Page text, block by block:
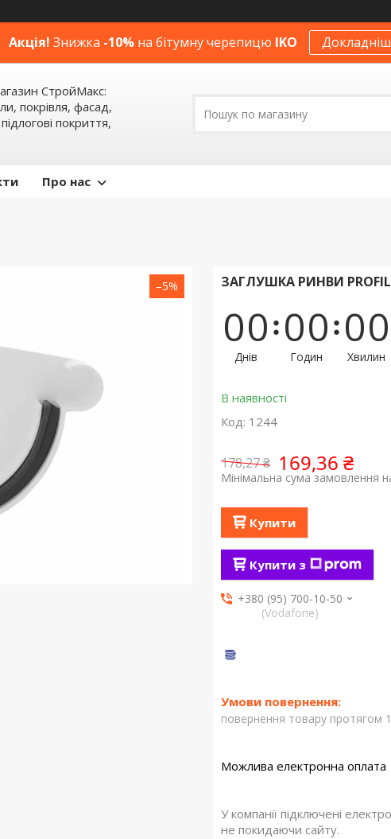
Акція! Знижка -10%на бітумну черепицю IKO
СтройМакс:
покрівля, фасад,
покриття,
Про нас
–5% ЗАГЛУШКА РИНВИ
00
Днів
00
Годин
00
Хвилин
В наявності
Код: 1244
178,27 ₴ 169,36 ₴
Мінімальна сума замовлення
Купити
Купити з
+380 (95) 700-10-50
(Vodafone)
повернення товару протягом
У компанії підключені
не покидаючи сайту.